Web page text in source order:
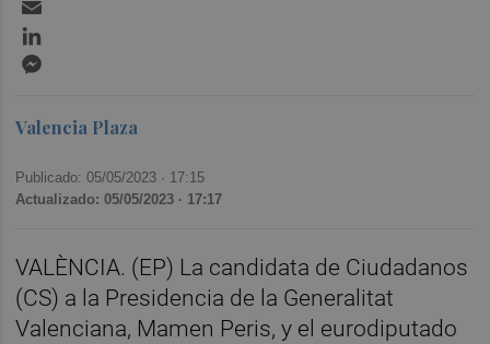
Valencia Plaza
Publicado: 05/05/2023 · 17:15
Actualizado: 05/05/2023 · 17:17
VALÈNCIA. (EP) La candidata de Ciudadanos
(CS) a la Presidencia de la Generalitat
Valenciana, Mamen Peris, y el eurodiputado